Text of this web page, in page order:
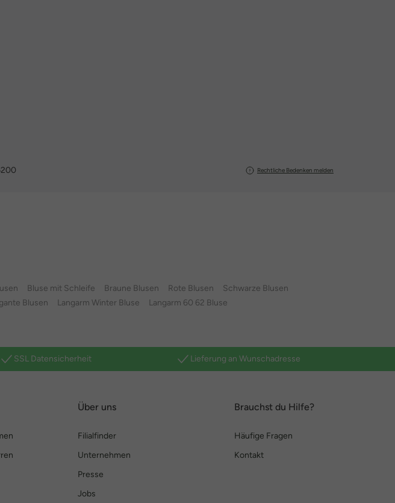
Rechtliche Bedenken melden
Bluse mit Schleife Braune Blusen Rote Blusen
Schwarze Blusen
Blusen Langarm Winter Bluse
Langarm 60 62 Bluse
SSL Datensicherheit Lieferung an Wunschadresse
Über uns
Filialfinder
Unternehmen
Presse
Jobs
Brauchst du Hilfe?
Häufige Fragen
Kontakt